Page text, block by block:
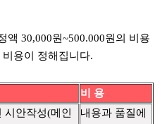
액 30,000원~500.000원의 비용
용이 정해집니다.
비 용
시안작성(메인
내용과 품질에